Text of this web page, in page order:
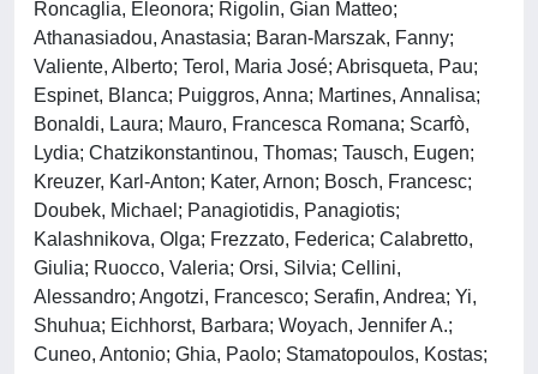
Roncaglia, Eleonora; Rigolin, Gian Matteo;
Athanasiadou, Anastasia; Baran-Marszak, Fanny;
Valiente, Alberto; Terol, Maria José; Abrisqueta, Pau;
Espinet, Blanca; Puiggros, Anna; Martines, Annalisa;
Bonaldi, Laura; Mauro, Francesca Romana; Scarfò,
Lydia; Chatzikonstantinou, Thomas; Tausch, Eugen;
Kreuzer, Karl-Anton; Kater, Arnon; Bosch, Francesc;
Doubek, Michael; Panagiotidis, Panagiotis;
Kalashnikova, Olga; Frezzato, Federica; Calabretto,
Giulia; Ruocco, Valeria; Orsi, Silvia; Cellini,
Alessandro; Angotzi, Francesco; Serafin, Andrea; Yi,
Shuhua; Eichhorst, Barbara; Woyach, Jennifer A.;
Cuneo, Antonio; Ghia, Paolo; Stamatopoulos, Kostas;